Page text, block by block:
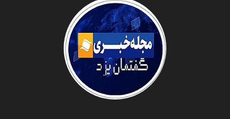
دانشگاه سئوی ایران
سازمان صنعت،معدن و تجارت
مریم حاج نوروز نظری